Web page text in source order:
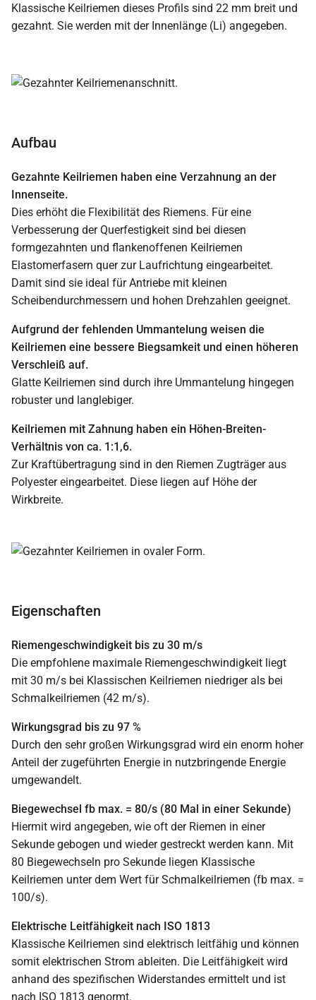
Klassische Keilriemen dieses Profils sind 22 mm breit und
gezahnt. Sie werden mit der Innenlänge (Li) angegeben.
Aufbau
Gezahnte Keilriemen haben eine Verzahnung an der
Innenseite.
Dies erhöht die Flexibilität des Riemens. Für eine
Verbesserung der Querfestigkeit sind bei diesen
formgezahnten und flankenoffenen Keilriemen
Elastomerfasern quer zur Laufrichtung eingearbeitet.
Damit sind sie ideal für Antriebe mit kleinen
Scheibendurchmessern und hohen Drehzahlen geeignet.
Aufgrund der fehlenden Ummantelung weisen die
Keilriemen eine bessere Biegsamkeit und einen höheren
Verschleiß auf.
Glatte Keilriemen sind durch ihre Ummantelung hingegen
robuster und langlebiger.
Keilriemen mit Zahnung haben ein Höhen-Breiten-
Verhältnis von ca. 1:1,6.
Zur Kraftübertragung sind in den Riemen Zugträger aus
Polyester eingearbeitet. Diese liegen auf Höhe der
Wirkbreite.
Eigenschaften
Riemengeschwindigkeit bis zu 30 m/s
Die empfohlene maximale Riemengeschwindigkeit liegt
mit 30 m/s bei Klassischen Keilriemen niedriger als bei
Schmalkeilriemen (42 m/s).
Wirkungsgrad bis zu 97 %
Durch den sehr großen Wirkungsgrad wird ein enorm hoher
Anteil der zugeführten Energie in nutzbringende Energie
umgewandelt.
Biegewechsel fb max. = 80/s (80 Mal in einer Sekunde)
Hiermit wird angegeben, wie oft der Riemen in einer
Sekunde gebogen und wieder gestreckt werden kann. Mit
80 Biegewechseln pro Sekunde liegen Klassische
Keilriemen unter dem Wert für Schmalkeilriemen (fb max. =
100/s).
Elektrische Leitfähigkeit nach ISO 1813
Klassische Keilriemen sind elektrisch leitfähig und können
somit elektrischen Strom ableiten. Die Leitfähigkeit wird
anhand des spezifischen Widerstandes ermittelt und ist
nach ISO 1813 genormt.